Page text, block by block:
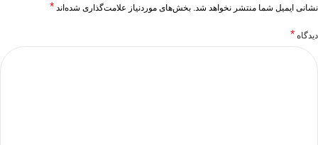
نشانی ایمیل شما منتشر نخواهد شد. بخش‌های موردنیاز علامت‌گذاری شده‌اند *
دیدگاه *